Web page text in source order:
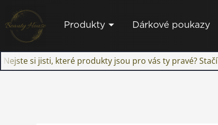
obsah
Produkty Dárkové poukazy
Nejste si jisti, které produkty jsou pro vás ty pravé?